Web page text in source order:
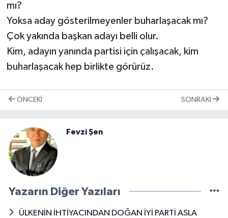
mı?
Yoksa aday gösterilmeyenler buharlaşacak mı?
Çok yakında başkan adayı belli olur.
Kim, adayın yanında partisi için çalışacak, kim
buharlaşacak hep birlikte görürüz.
ÖNCEKI SONRAKI
Fevzi Şen
Yazarın Diğer Yazıları
ÜLKENİN İHTİYACINDAN DOĞAN İYİ PARTİ ASLA